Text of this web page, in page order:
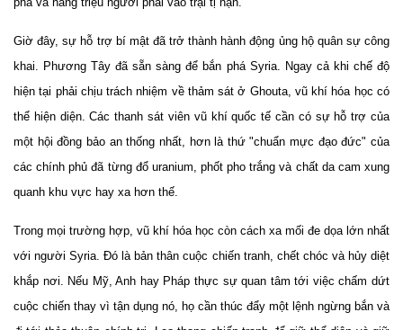
Giờ đây, sự hỗ trợ bí mật đã trở thành hành động ủng hộ quân sự công
khai. Phương Tây đã sẵn sàng để bắn phá Syria. Ngay cả khi chế độ
hiện tại phải chịu trách nhiệm về thảm sát ở Ghouta, vũ khí hóa học có
thể hiện diện. Các thanh sát viên vũ khí quốc tế cần có sự hỗ trợ của
một hội đồng bảo an thống nhất, hơn là thứ "chuẩn mực đạo đức" của
các chính phủ đã từng đổ uranium, phốt pho trắng và chất da cam xung
quanh khu vực hay xa hơn thế.
Trong mọi trường hợp, vũ khí hóa học còn cách xa mối đe dọa lớn nhất
với người Syria. Đó là bản thân cuộc chiến tranh, chết chóc và hủy diệt
khắp nơi. Nếu Mỹ, Anh hay Pháp thực sự quan tâm tới việc chấm dứt
cuộc chiến thay vì tận dụng nó, họ cần thúc đẩy một lệnh ngừng bắn và